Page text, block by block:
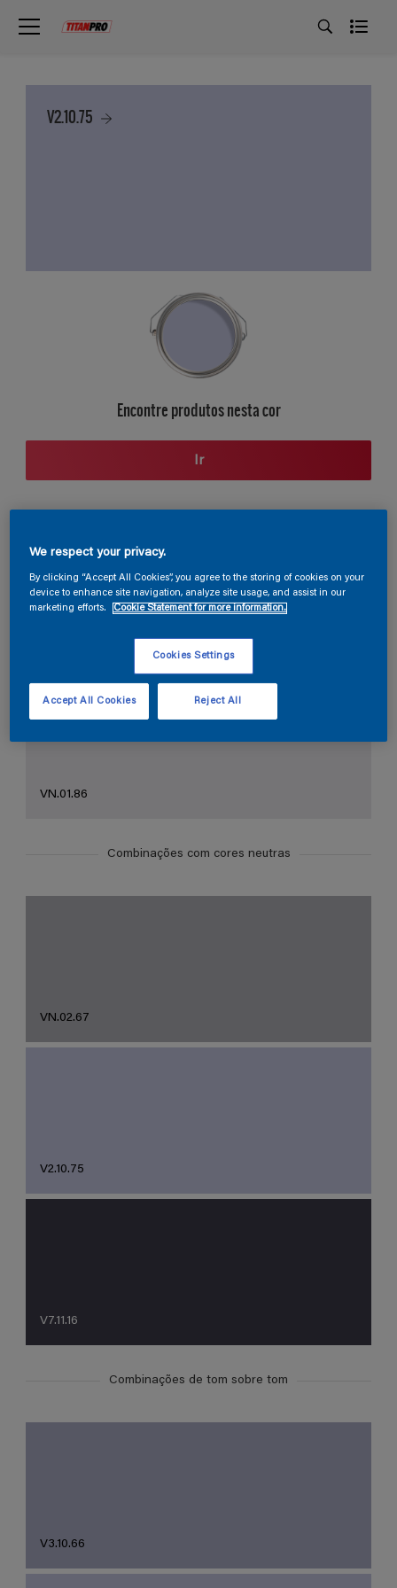
V2.10.75
Encontre produtos nesta cor
Ir
Seção de cores
VN.01.86
Combinações com cores neutras
VN.02.67
V2.10.75
V7.11.16
Combinações de tom sobre tom
V3.10.66
We respect your privacy.
By clicking “Accept All Cookies”, you agree to the storing of cookies on your
device to enhance site navigation, analyze site usage, and assist in our
marketing efforts.
Cookie Statement for more information.
Cookies Settings
Reject All
Accept All Cookies